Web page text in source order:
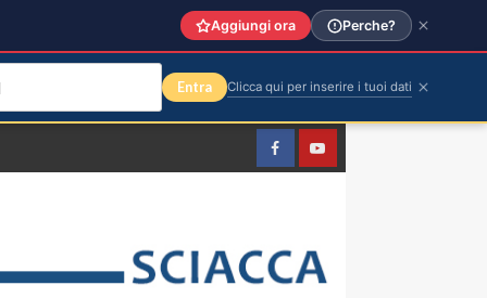
FacebookYountube
Aggiungi ora Perche?
Entra Clicca qui per inserire i tuoi dati